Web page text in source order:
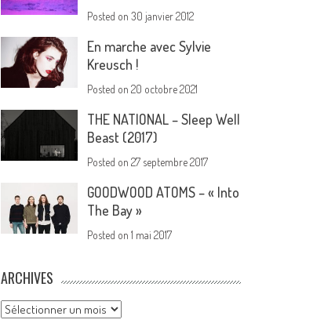
Posted on30 janvier 2012
En marche avec Sylvie
Kreusch !
Posted on20 octobre 2021
THE NATIONAL – Sleep Well
Beast (2017)
Posted on27 septembre 2017
GOODWOOD ATOMS – « Into
The Bay »
Posted on1 mai 2017
ARCHIVES
Archives